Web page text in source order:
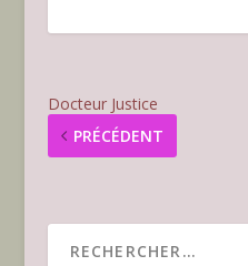
Docteur Justice
PRÉCÉDENT